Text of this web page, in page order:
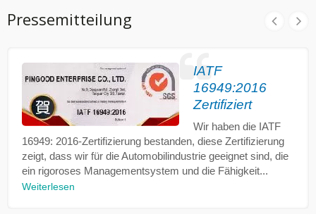
Pressemitteilung
IATF
16949:2016
Zertifiziert
Wir haben die IATF
16949: 2016-Zertifizierung bestanden, diese Zertifizierung
zeigt, dass wir für die Automobilindustrie geeignet sind, die
ein rigoroses Managementsystem und die Fähigkeit...
Weiterlesen